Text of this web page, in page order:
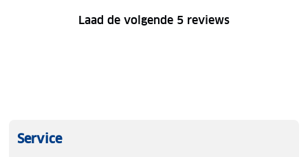
Laad de volgende 5 reviews
Service